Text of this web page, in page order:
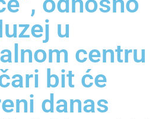
u
centru
bit će
danas